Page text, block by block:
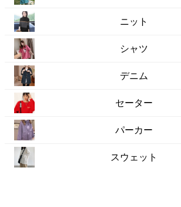
ニット
シャツ
デニム
セーター
パーカー
スウェット